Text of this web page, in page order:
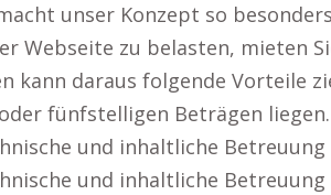
unser Konzept so
Webseite zu belasten, mieten
kann daraus folgende Vorteile
fünfstelligen Beträgen
und inhaltliche
und inhaltliche